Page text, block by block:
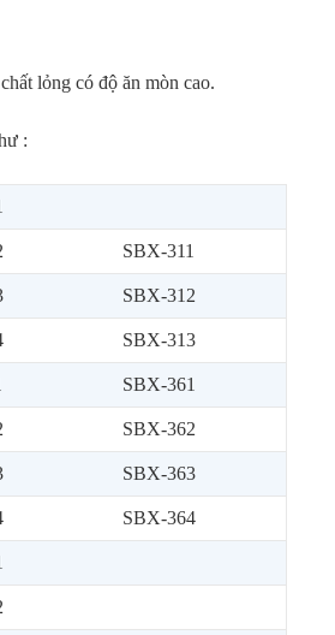
lỏng có độ ăn mòn cao.
:
SBX-311
SBX-312
SBX-313
SBX-361
SBX-362
SBX-363
SBX-364